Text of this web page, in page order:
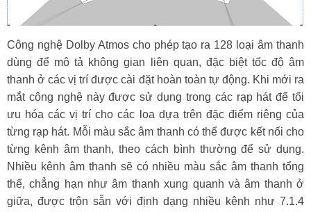
Công nghệ Dolby Atmos cho phép tạo ra 128 loại âm thanh
dùng để mô tả không gian liên quan, đặc biệt tốc độ âm
thanh ở các vị trí được cài đặt hoàn toàn tự động. Khi mới ra
mắt công nghệ này được sử dụng trong các rạp hát để tối
ưu hóa các vị trí cho các loa dựa trên đặc điểm riêng của
từng rạp hát. Mỗi màu sắc âm thanh có thể được kết nối cho
từng kênh âm thanh, theo cách bình thường để sử dụng.
Nhiều kênh âm thanh sẽ có nhiều màu sắc âm thanh tổng
thể, chẳng hạn như âm thanh xung quanh và âm thanh ở
giữa, được trộn sẵn với định dạng nhiều kênh như 7.1.4